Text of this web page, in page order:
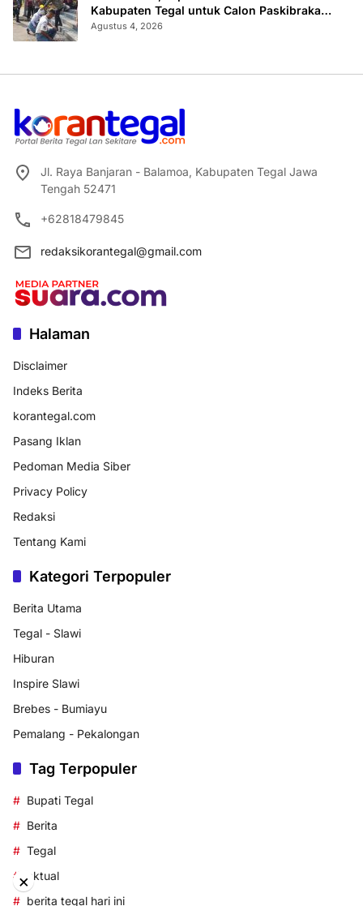
Kabupaten Tegal untuk Calon Paskibraka
2026
Agustus 4, 2026
Jl. Raya Banjaran - Balamoa, Kabupaten Tegal Jawa
Tengah 52471
+62818479845
redaksikorantegal@gmail.com
Halaman
Disclaimer
Indeks Berita
korantegal.com
Pasang Iklan
Pedoman Media Siber
Privacy Policy
Redaksi
Tentang Kami
Kategori Terpopuler
Berita Utama
Tegal - Slawi
Hiburan
Inspire Slawi
Brebes - Bumiayu
Pemalang - Pekalongan
Tag Terpopuler
Bupati Tegal
Berita
Tegal
aktual
berita tegal hari ini
×